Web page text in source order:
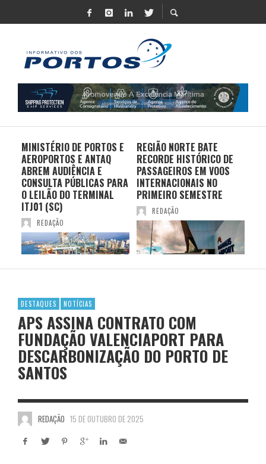
MINISTÉRIO DE PORTOS E
AEROPORTOS E ANTAQ
ABREM AUDIÊNCIA E
CONSULTA PÚBLICAS PARA
O LEILÃO DO TERMINAL
ITJ01 (SC)
REDAÇÃO
REGIÃO NORTE BATE
RECORDE HISTÓRICO DE
PASSAGEIROS EM VOOS
INTERNACIONAIS NO
PRIMEIRO SEMESTRE
REDAÇÃO
DESTAQUES NOTÍCIAS
APS ASSINA CONTRATO COM
FUNDAÇÃO VALENCIAPORT PARA
DESCARBONIZAÇÃO DO PORTO DE
SANTOS
REDAÇÃO 15 DE OUTUBRO DE 2025